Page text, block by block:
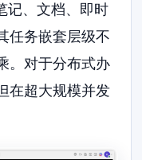
记、文档、即时
任务嵌套层级不
。对于分布式办
在超大规模并发